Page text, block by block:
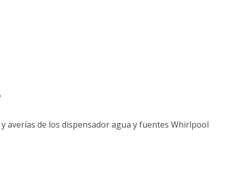
averías de los dispensador agua y fuentes Whirlpool